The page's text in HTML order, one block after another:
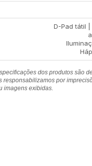
D-Pad tátil
dos produtos são
responsabilizamos por
imagens exibidas.